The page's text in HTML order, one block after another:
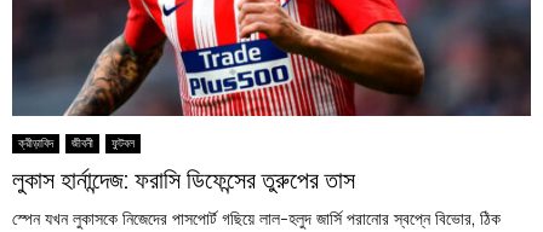
ক্রীড়াবিদ জীবনী ফুটবল
লুকাস হার্নান্দেজ: ফরাসি ডিফেন্সের তুরুপের তাস
স্পেন যখন লুকাসকে নিজেদের পাসপোর্ট গছিয়ে লাল-হলুদ জার্সি পরানোর স্বপ্নে বিভোর, ঠিক